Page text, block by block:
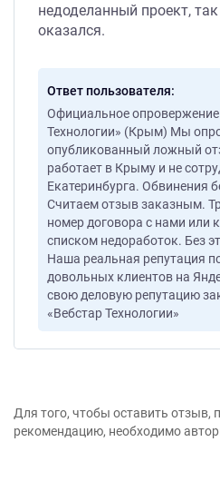
недоделанный проект,
оказался.
Ответ пользователя
Официальное
Технологии» (Крым) Мы
опубликованный ложный
работает в Крыму и не
Екатеринбурга. Обвинения
Считаем отзыв заказным.
номер договора с нами или
списком недоработок. Без
Наша реальная репутация
довольных клиентов на
свою деловую репутацию
«Вебстар Технологии»
Для того, чтобы оставить отзыв,
рекомендацию, необходимо